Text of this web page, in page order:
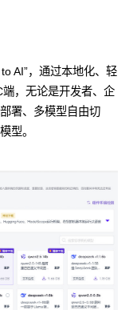
AI”，通过本地化、轻
，无论是开发者、企
署、多模型自由切
型。